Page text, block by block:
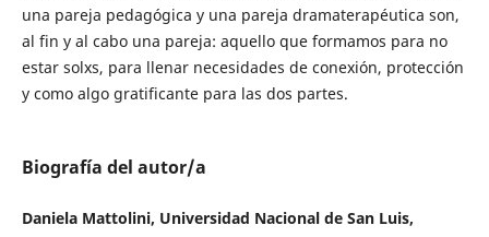
una pareja pedagógica y una pareja dramaterapéutica son,
al fin y al cabo una pareja: aquello que formamos para no
estar solxs, para llenar necesidades de conexión, protección
y como algo gratificante para las dos partes.
Biografía del autor/a
Daniela Mattolini, Universidad Nacional de San Luis,